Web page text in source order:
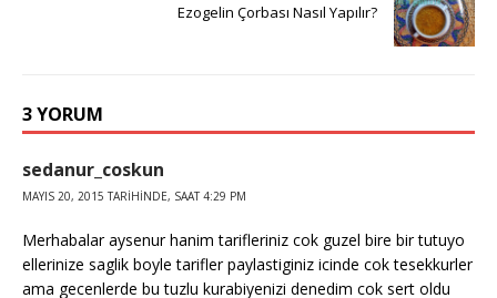
Ezogelin Çorbası Nasıl Yapılır?
3 YORUM
sedanur_coskun
MAYIS 20, 2015 TARIHINDE, SAAT 4:29 PM
Merhabalar aysenur hanim tarifleriniz cok guzel bire bir tutuyo
ellerinize saglik boyle tarifler paylastiginiz icinde cok tesekkurler
ama gecenlerde bu tuzlu kurabiyenizi denedim cok sert oldu